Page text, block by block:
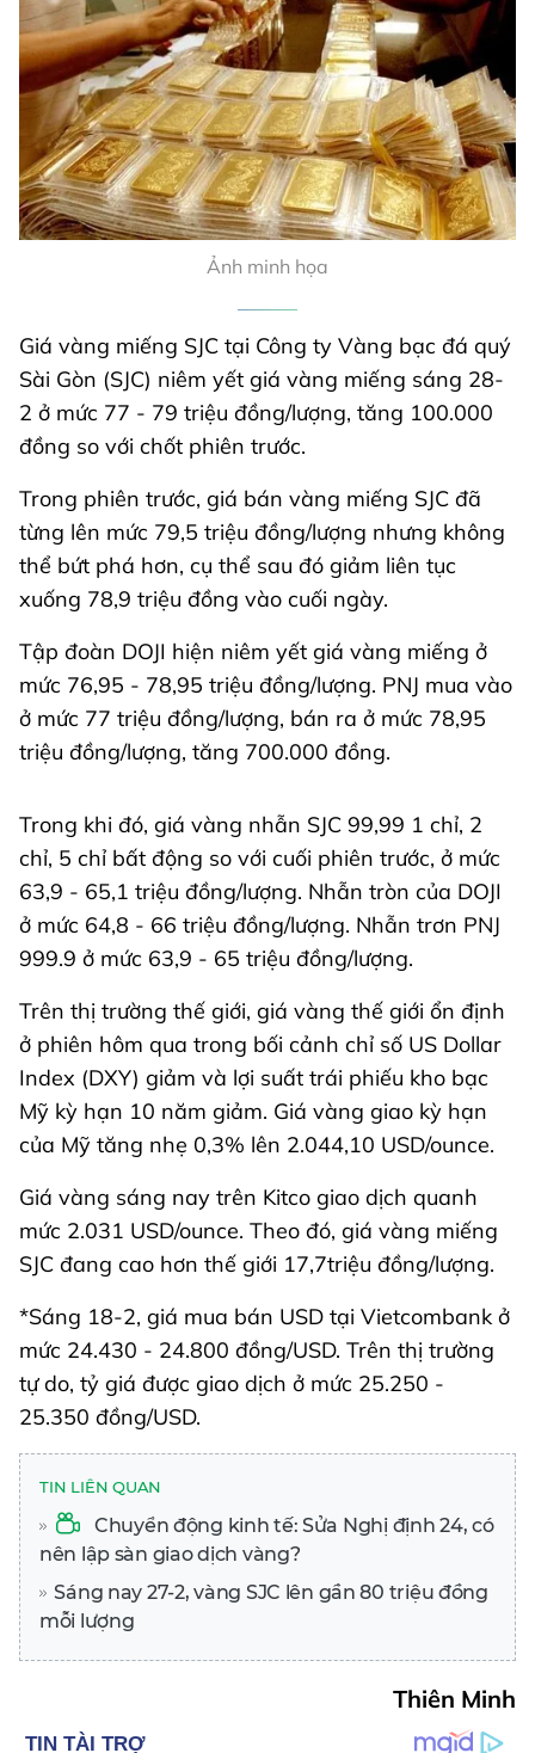
Ảnh minh họa
Giá vàng miếng SJC tại Công ty Vàng bạc đá quý
Sài Gòn (SJC) niêm yết giá vàng miếng sáng 28-
2 ở mức 77 - 79 triệu đồng/lượng, tăng 100.000
đồng so với chốt phiên trước.
Trong phiên trước, giá bán vàng miếng SJC đã
từng lên mức 79,5 triệu đồng/lượng nhưng không
thể bứt phá hơn, cụ thể sau đó giảm liên tục
xuống 78,9 triệu đồng vào cuối ngày.
Tập đoàn DOJI hiện niêm yết giá vàng miếng ở
mức 76,95 - 78,95 triệu đồng/lượng. PNJ mua vào
ở mức 77 triệu đồng/lượng, bán ra ở mức 78,95
triệu đồng/lượng, tăng 700.000 đồng.
Trong khi đó, giá vàng nhẫn SJC 99,99 1 chỉ, 2
chỉ, 5 chỉ bất động so với cuối phiên trước, ở mức
63,9 - 65,1 triệu đồng/lượng. Nhẫn tròn của DOJI
ở mức 64,8 - 66 triệu đồng/lượng. Nhẫn trơn PNJ
999.9 ở mức 63,9 - 65 triệu đồng/lượng.
Trên thị trường thế giới, giá vàng thế giới ổn định
ở phiên hôm qua trong bối cảnh chỉ số US Dollar
Index (DXY) giảm và lợi suất trái phiếu kho bạc
Mỹ kỳ hạn 10 năm giảm. Giá vàng giao kỳ hạn
của Mỹ tăng nhẹ 0,3% lên 2.044,10 USD/ounce.
Giá vàng sáng nay trên Kitco giao dịch quanh
mức 2.031 USD/ounce. Theo đó, giá vàng miếng
SJC đang cao hơn thế giới 17,7triệu đồng/lượng.
*Sáng 18-2, giá mua bán USD tại Vietcombank ở
mức 24.430 - 24.800 đồng/USD. Trên thị trường
tự do, tỷ giá được giao dịch ở mức 25.250 -
25.350 đồng/USD.
TIN LIÊN QUAN
Chuyển động kinh tế: Sửa Nghị định 24, có
nên lập sàn giao dịch vàng?
Sáng nay 27-2, vàng SJC lên gần 80 triệu đồng
mỗi lượng
Thiên Minh